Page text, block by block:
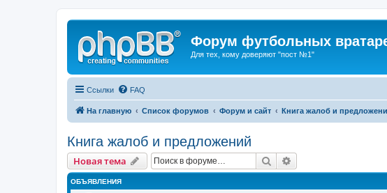
Форум футбольных
Для тех, кому доверяют "пост №1"
Ссылки FAQ
На главную Список форумов Форум и сайт Книга жалоб и
Книга жалоб и предложений
Новая тема Поиск
ОБЪЯВЛЕНИЯ